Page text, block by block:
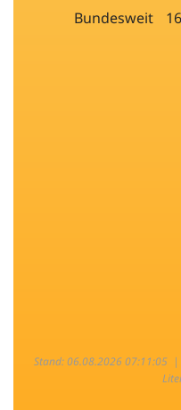
Bundesweit
Stand: 06.08.2026 07:11:05 |